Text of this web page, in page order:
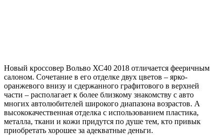
Новый кроссовер Вольво ХС40 2018 отличается фееричным
салоном. Сочетание в его отделке двух цветов – ярко-
оранжевого внизу и сдержанного графитового в верхней
части – располагает к более близкому знакомству с авто
многих автолюбителей широкого диапазона возрастов. А
высококачественная отделка с использованием пластика,
металла, ткани и кожи придутся по душе тем, кто привык
приобретать хорошее за адекватные деньги.